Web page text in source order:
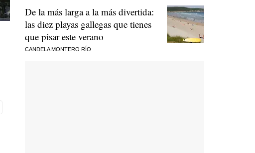
De la más larga a la más divertida:
las diez playas gallegas que tienes
que pisar este verano
CANDELA MONTERO RÍO